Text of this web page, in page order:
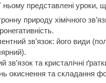
ньому представлені уроки,
природу хімічного
зв’язок: його види
зв’язок та кристалічні
окиснення та складання